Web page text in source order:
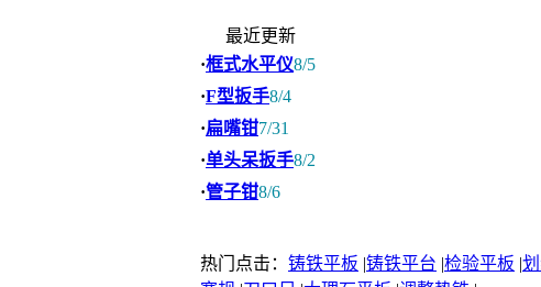
最近更新
·框式水平仪8/5
·F型扳手8/4
·扁嘴钳7/31
·单头呆扳手8/2
·管子钳8/6
热门点击： 铸铁平板 |铸铁平台 |检验平板 |